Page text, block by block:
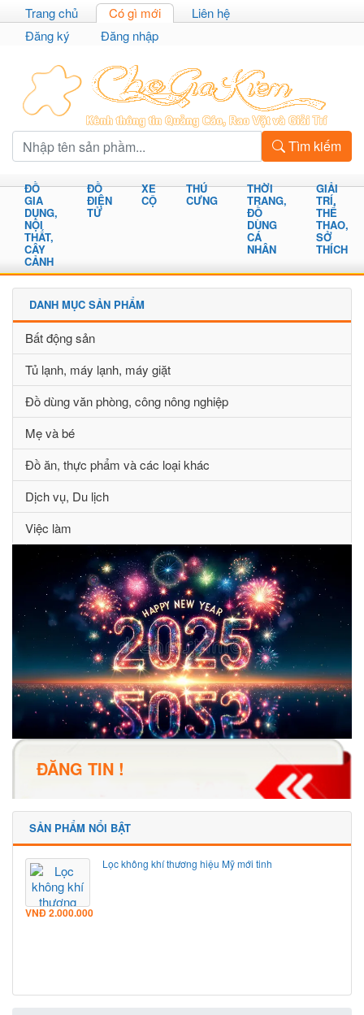
Trang chủ Có gì mới
Liên hệ
Đăng ký
Đăng nhập
Tìm kiếm
ĐỒ
GIA
DỤNG,
NỘI
THẤT,
CÂY
CẢNH
ĐỒ
ĐIỆN
TỬ
XE
CỘ
THÚ
CƯNG
THỜI
TRANG,
ĐỒ
DÙNG
CÁ
NHÂN
GIẢI
TRÍ,
THỂ
THAO,
SỞ
THÍCH
DANH MỤC SẢN PHẨM
Bất động sản
Tủ lạnh, máy lạnh, máy giặt
Đồ dùng văn phòng, công nông nghiệp
Mẹ và bé
Đồ ăn, thực phẩm và các loại khác
Dịch vụ, Du lịch
Việc làm
ĐĂNG TIN !
SẢN PHẨM NỔI BẬT
Lọc không khí thương hiệu Mỹ mới tinh
VNĐ2.000.000